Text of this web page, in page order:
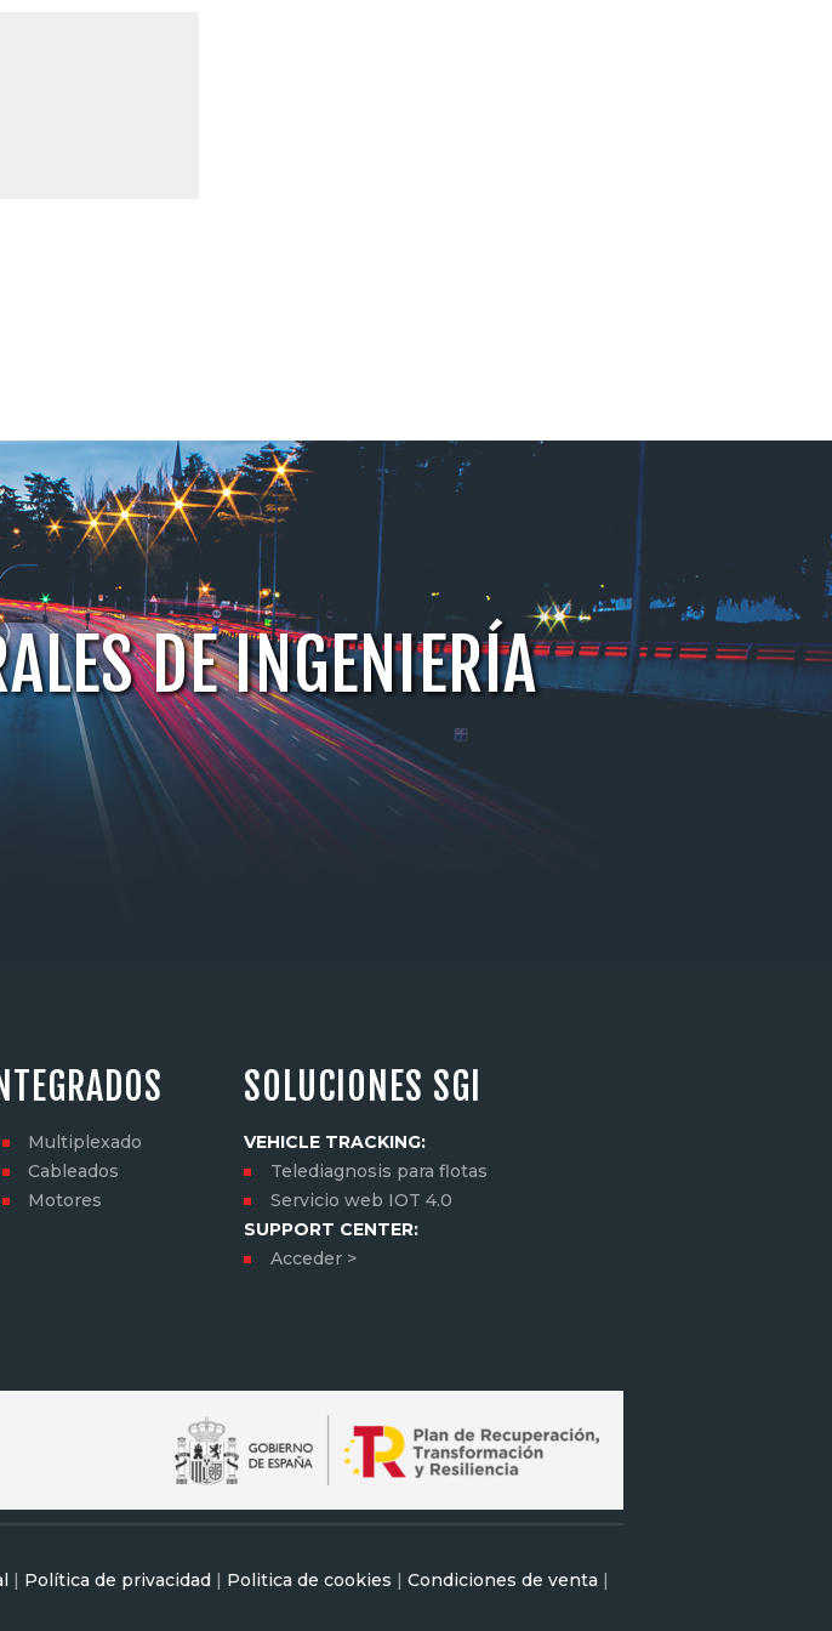
DE INGENIERÍA
Multiplexado
Cableados
Motores
SOLUCIONES SGI
VEHICLE TRACKING:
Telediagnosis para flotas
Servicio web IOT 4.0
SUPPORT CENTER:
Acceder >
| Política de privacidad | Politica de cookies | Condiciones de venta |